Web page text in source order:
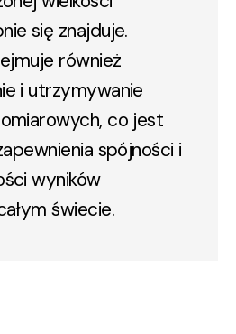
się znajduje.
również
i utrzymywanie
co jest
spójności i
wyników
świecie.